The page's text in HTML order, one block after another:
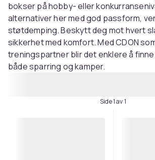
bokser på hobby- eller
alternativer her med god passform,
støtdemping. Beskytt deg mot hvert
sikkerhet med komfort. Med CDON
treningspartner blir det enklere å
både sparring og kamper.
Side 1 av 1